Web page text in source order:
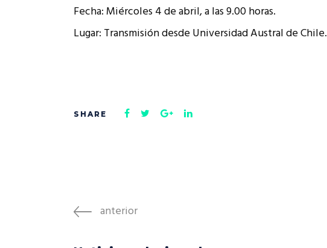
Fecha: Miércoles 4 de abril, a las 9.00 horas.
Lugar: Transmisión desde Universidad Austral de Chile.
anterior